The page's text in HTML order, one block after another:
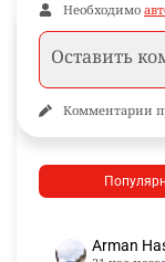
Необходимо
Комментарии
Arman